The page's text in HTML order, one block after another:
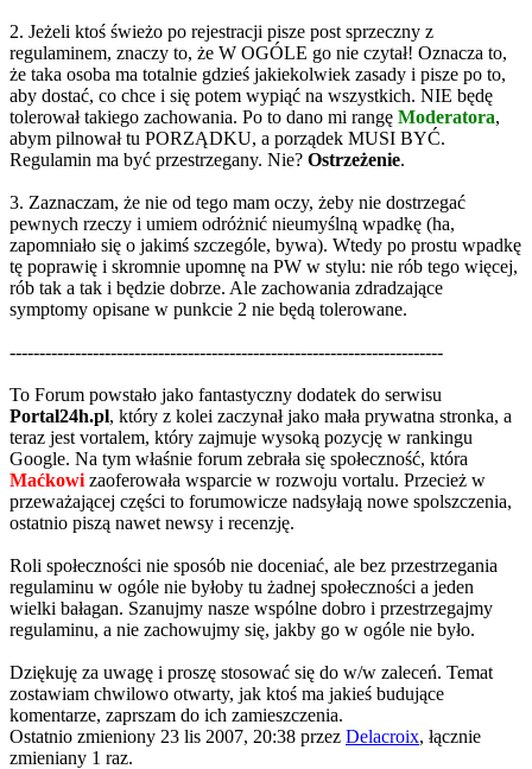
2. Jeżeli ktoś świeżo po rejestracji pisze post sprzeczny z
regulaminem, znaczy to, że W OGÓLE go nie czytał! Oznacza to,
że taka osoba ma totalnie gdzieś jakiekolwiek zasady i pisze po to,
aby dostać, co chce i się potem wypiąć na wszystkich. NIE będę
tolerował takiego zachowania. Po to dano mi rangę Moderatora,
abym pilnował tu PORZĄDKU, a porządek MUSI BYĆ.
Regulamin ma być przestrzegany. Nie? Ostrzeżenie.
3. Zaznaczam, że nie od tego mam oczy, żeby nie dostrzegać
pewnych rzeczy i umiem odróżnić nieumyślną wpadkę (ha,
zapomniało się o jakimś szczególe, bywa). Wtedy po prostu wpadkę
tę poprawię i skromnie upomnę na PW w stylu: nie rób tego więcej,
rób tak a tak i będzie dobrze. Ale zachowania zdradzające
symptomy opisane w punkcie 2 nie będą tolerowane.
-------------------------------------------------------------------------
To Forum powstało jako fantastyczny dodatek do serwisu
Portal24h.pl, który z kolei zaczynał jako mała prywatna stronka, a
teraz jest vortalem, który zajmuje wysoką pozycję w rankingu
Google. Na tym właśnie forum zebrała się społeczność, która
Maćkowi zaoferowała wsparcie w rozwoju vortalu. Przecież w
przeważającej części to forumowicze nadsyłają nowe spolszczenia,
ostatnio piszą nawet newsy i recenzję.
Roli społeczności nie sposób nie doceniać, ale bez przestrzegania
regulaminu w ogóle nie byłoby tu żadnej społeczności a jeden
wielki bałagan. Szanujmy nasze wspólne dobro i przestrzegajmy
regulaminu, a nie zachowujmy się, jakby go w ogóle nie było.
Dziękuję za uwagę i proszę stosować się do w/w zaleceń. Temat
zostawiam chwilowo otwarty, jak ktoś ma jakieś budujące
komentarze, zaprszam do ich zamieszczenia.
Ostatnio zmieniony 23 lis 2007, 20:38 przez Delacroix, łącznie
zmieniany 1 raz.